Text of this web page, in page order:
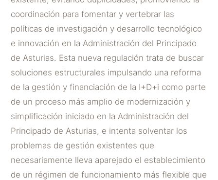
coordinación para fomentar y vertebrar las
políticas de investigación y desarrollo tecnológico
e innovación en la Administración del Principado
de Asturias. Esta nueva regulación trata de buscar
soluciones estructurales impulsando una reforma
de la gestión y financiación de la I+D+i como parte
de un proceso más amplio de modernización y
simplificación iniciado en la Administración del
Principado de Asturias, e intenta solventar los
problemas de gestión existentes que
necesariamente lleva aparejado el establecimiento
de un régimen de funcionamiento más flexible que